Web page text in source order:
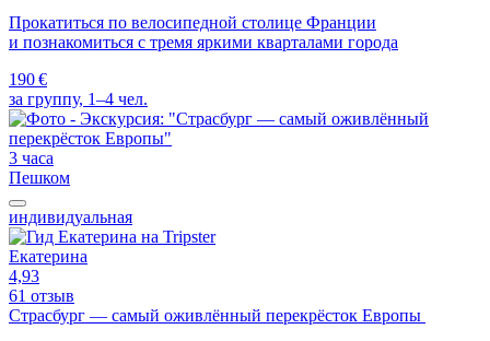
Прокатиться по велосипедной столице Франции
и познакомиться с тремя яркими кварталами города
190 €
за группу, 1–4 чел.
3 часа
Пешком
индивидуальная
Екатерина
4,93
61 отзыв
Страсбург — самый оживлённый перекрёсток Европы